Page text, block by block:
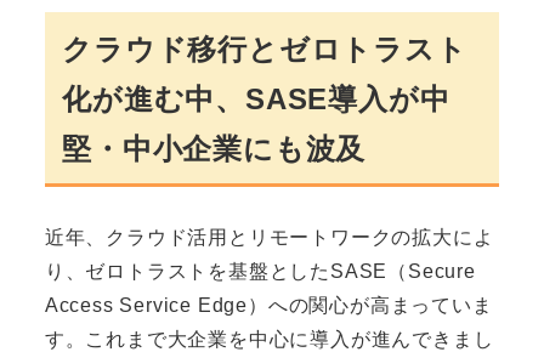
クラウド移行とゼロトラスト
化が進む中、SASE導入が中
堅・中小企業にも波及
近年、クラウド活用とリモートワークの拡大によ
り、ゼロトラストを基盤としたSASE（Secure
Access Service Edge）への関心が高まっていま
す。これまで大企業を中心に導入が進んできまし